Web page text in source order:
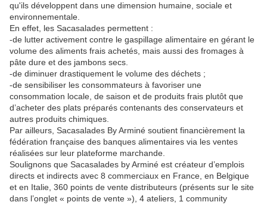
qu'ils développent dans une dimension humaine, sociale et
environnementale.
En effet, les Sacasalades permettent :
-de lutter activement contre le gaspillage alimentaire en gérant le
volume des aliments frais achetés, mais aussi des fromages à
pâte dure et des jambons secs.
-de diminuer drastiquement le volume des déchets ;
-de sensibiliser les consommateurs à favoriser une
consommation locale, de saison et de produits frais plutôt que
d’acheter des plats préparés contenants des conservateurs et
autres produits chimiques.
Par ailleurs, Sacasalades By Arminé soutient financièrement la
fédération française des banques alimentaires via les ventes
réalisées sur leur plateforme marchande.
Soulignons que Sacasalades by Arminé est créateur d’emplois
directs et indirects avec 8 commerciaux en France, en Belgique
et en Italie, 360 points de vente distributeurs (présents sur le site
dans l’onglet « points de vente »), 4 ateliers, 1 community